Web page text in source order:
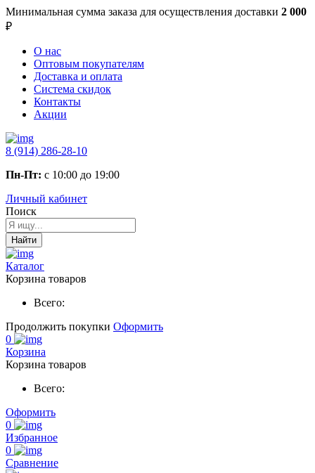
Минимальная сумма заказа для осуществления доставки 2 000
₽
О нас
Оптовым покупателям
Доставка и оплата
Система скидок
Контакты
Акции
8 (914) 286-28-10
Пн-Пт: с 10:00 до 19:00
Личный кабинет
Поиск
Найти
Каталог
Корзина товаров
Всего:
Продолжить покупки Оформить
0
Корзина
Корзина товаров
Всего:
Оформить
0
Избранное
0
Сравнение